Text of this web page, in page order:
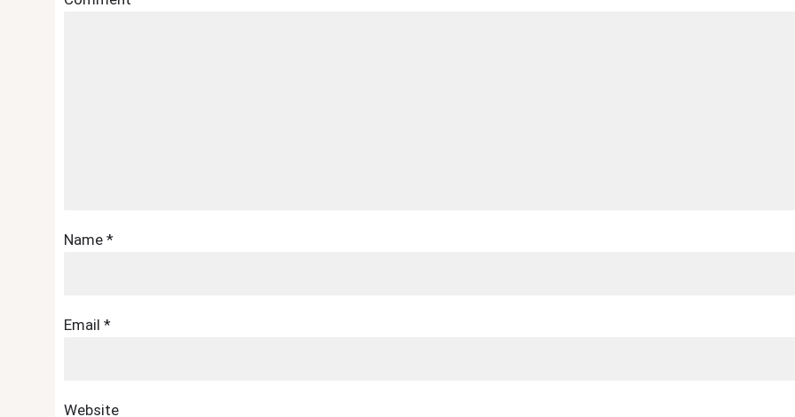
Name *
Email *
Website